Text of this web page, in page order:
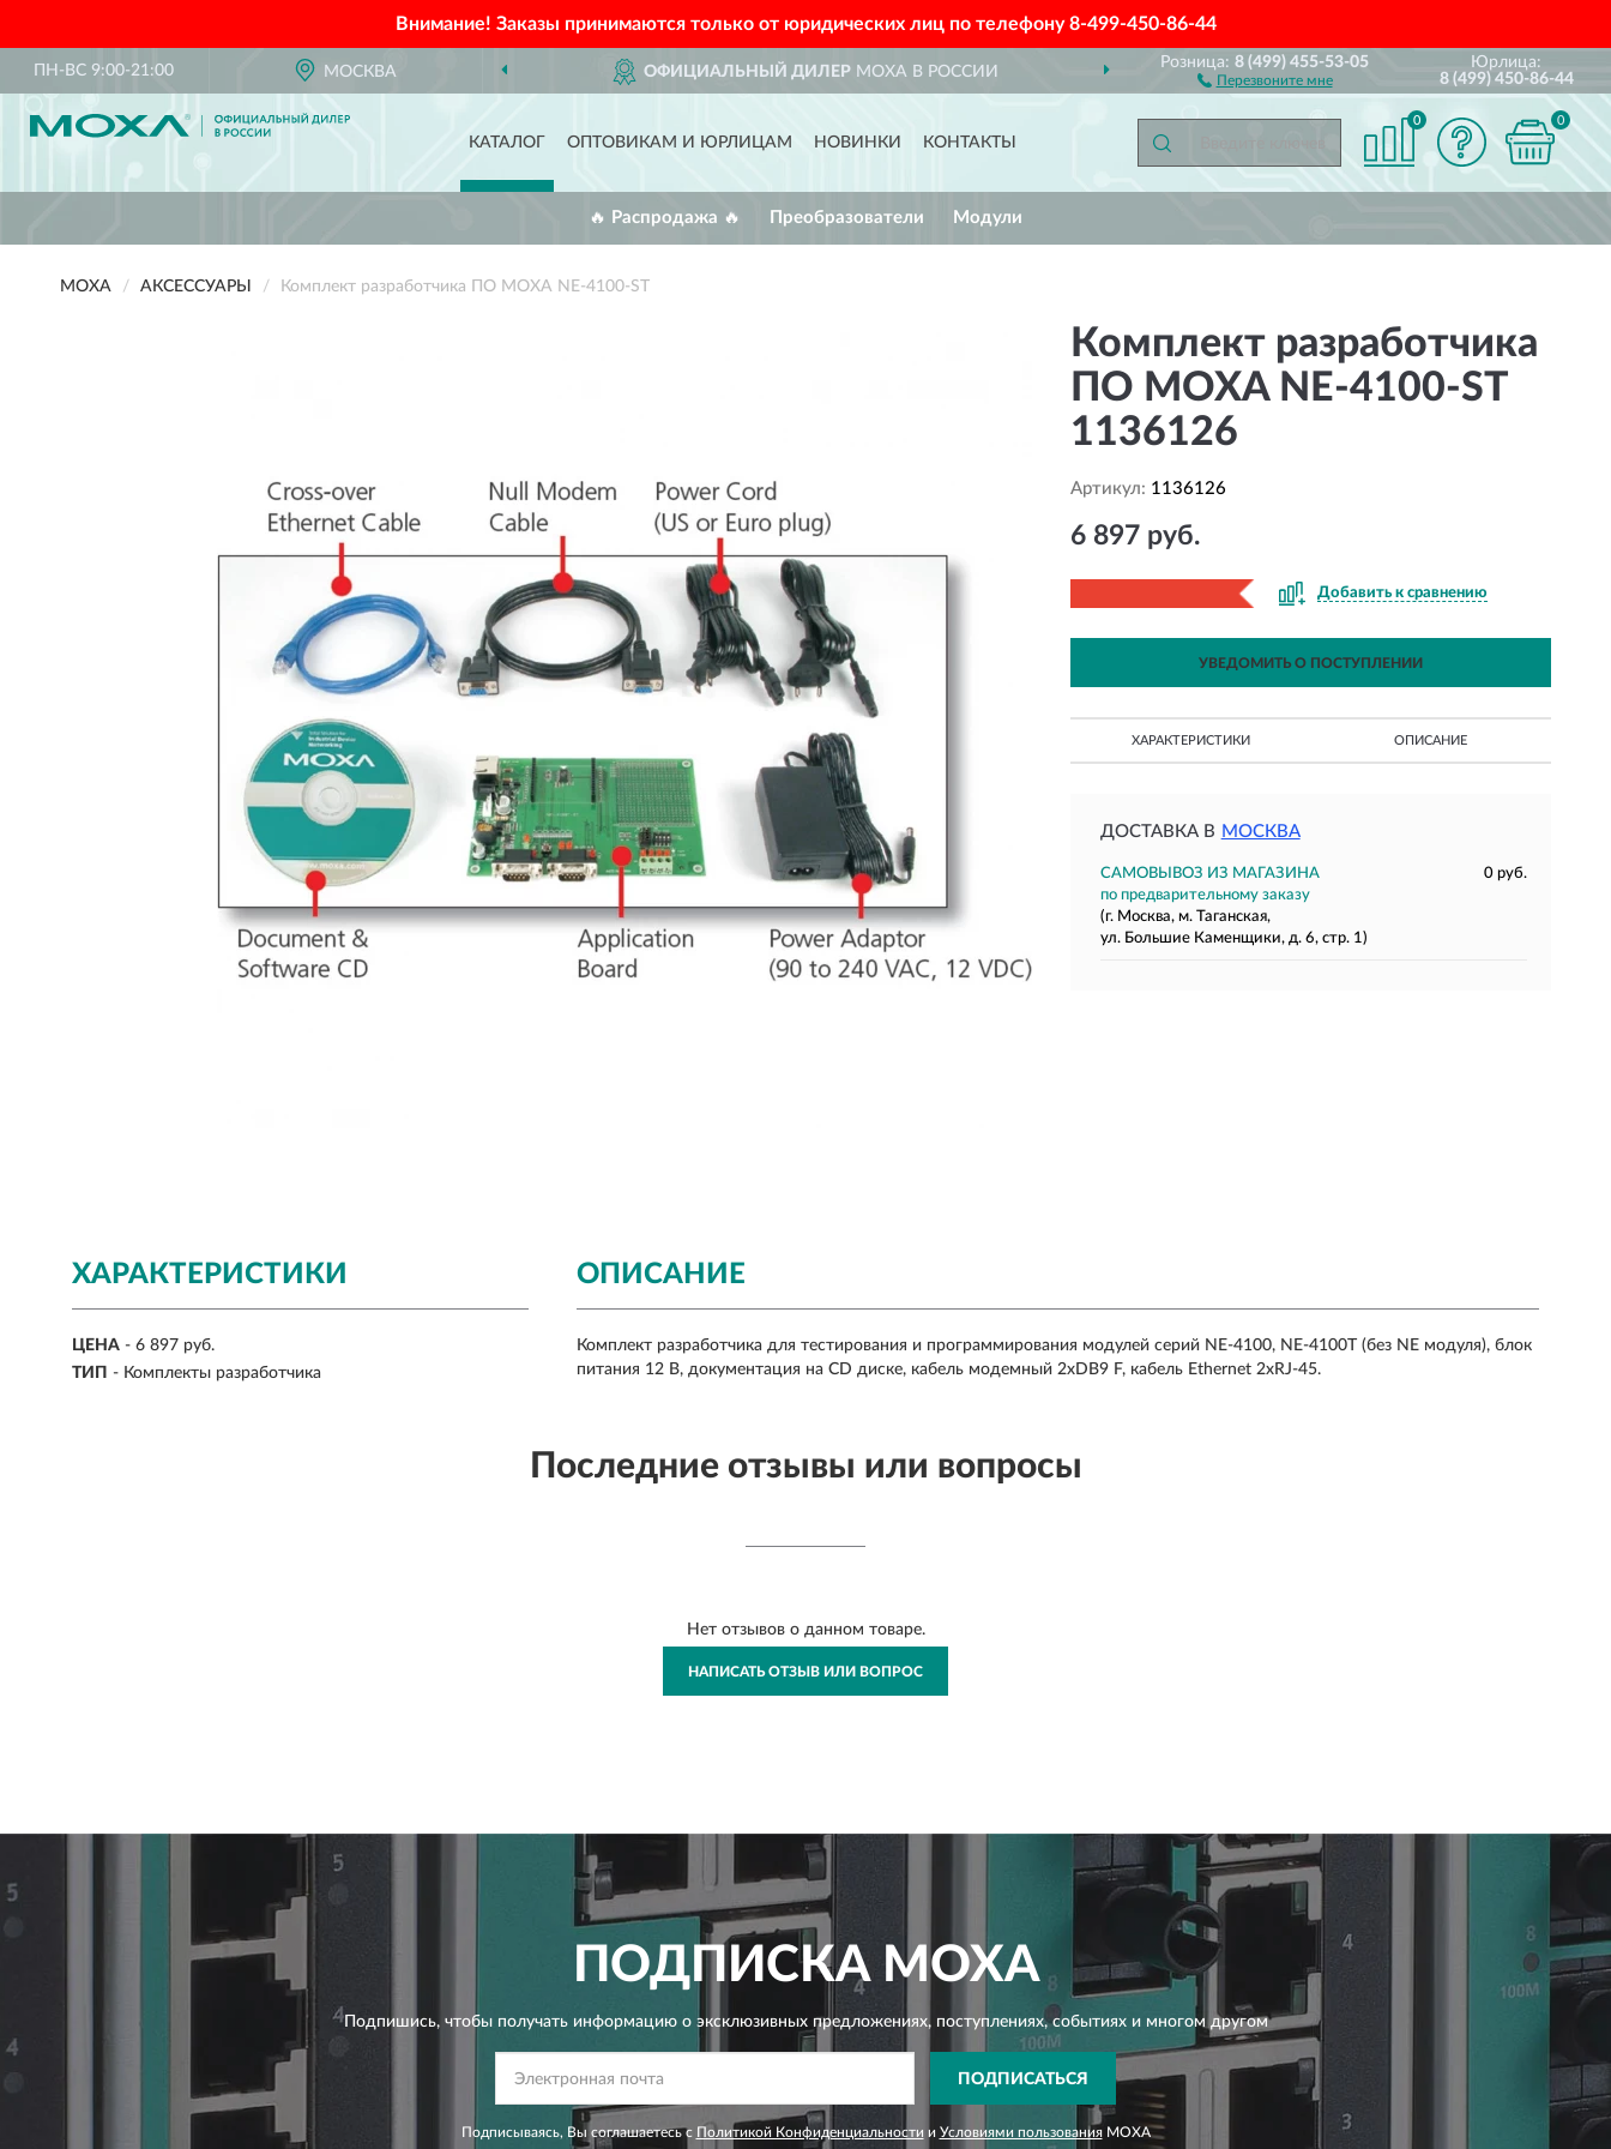
Внимание! Заказы принимаются только от юридических лиц по телефону8-499-450-86-44
ПН-ВС 9:00-21:00 МОСКВА ОФИЦИАЛЬНЫЙ ДИЛЕРMOXA В РОССИИ ДОСТАВИМ ПО ВСЕЙ РОССИИ
Розница:8 (499) 455-53-05
Перезвоните мне
Юрлица:
8 (499) 450-86-44
КАТАЛОГ ОПТОВИКАМ И ЮРЛИЦАМ НОВИНКИ КОНТАКТЫ
0 0
🔥 Распродажа 🔥 Преобразователи Модули
MOXA АКСЕССУАРЫ Комплект разработчика ПО MOXA NE-4100-ST
Комплект разработчика
ПО MOXA NE-4100-ST
1136126
Артикул: 1136126
6 897 руб.
Добавить к сравнению
УВЕДОМИТЬ О ПОСТУПЛЕНИИ
ХАРАКТЕРИСТИКИ ОПИСАНИЕ
ДОСТАВКА В МОСКВА
САМОВЫВОЗ ИЗ МАГАЗИНА
0 руб.
по предварительному заказу
(г. Москва, м. Таганская,
ул. Большие Каменщики, д. 6, стр. 1)
ХАРАКТЕРИСТИКИ
ЦЕНА - 6 897 руб.
ТИП - Комплекты разработчика
ОПИСАНИЕ
Комплект разработчика для тестирования и программирования модулей серий NE-4100, NE-4100T (без NE модуля), блок
питания 12 В, документация на CD диске, кабель модемный 2xDB9 F, кабель Ethernet 2xRJ-45.
Последние отзывы или вопросы
Нет отзывов о данном товаре.
НАПИСАТЬ ОТЗЫВ ИЛИ ВОПРОС
ПОДПИСКАMOXA
Подпишись, чтобы получать информацию о эксклюзивных предложениях,поступлениях, событиях и многом другом
ПОДПИСАТЬСЯ
Подписываясь, Вы соглашаетесь с Политикой Конфиденциальности и Условиями пользованияMOXA